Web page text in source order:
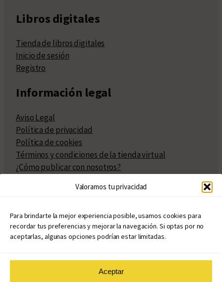
Valoramos tu privacidad
Para brindarte la mejor experiencia posible, usamos cookies para
recordar tus preferencias y mejorar la navegación. Si optas por no
aceptarlas, algunas opciones podrían estar limitadas.
Aceptar
Libros digitales
Tienda de libros digitales
Inicio de sesión
Registro
Información legal
Aviso Legal
Política de privacidad
Política de cookies
Términos y condiciones de la tienda virtual
¿Cómo publicar con nosotros?
Políticas de publicación
Políticas de coedición
Atribuciones